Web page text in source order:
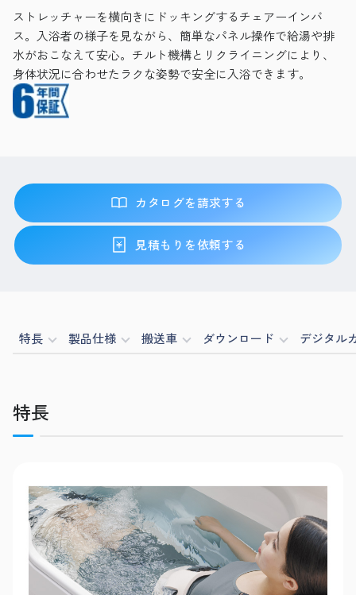
ストレッチャーを横向きにドッキングするチェアーインバ
ス。入浴者の様子を見ながら、簡単なパネル操作で給湯や排
水がおこなえて安心。チルト機構とリクライニングにより、
身体状況に合わせたラクな姿勢で安全に入浴できます。
カタログを請求する
見積もりを依頼する
特長 製品仕様 搬送車 ダウンロード デジタル
特長